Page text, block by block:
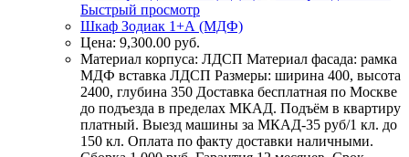
Быстрый просмотр
Шкаф Зодиак 1+А (МДФ)
Цена: 9,300.00 руб.
Материал корпуса: ЛДСП Материал фасада: рамка
МДФ вставка ЛДСП Размеры: ширина 400, высота
2400, глубина 350 Доставка бесплатная по Москве
до подъезда в пределах МКАД. Подъём в квартиру
платный. Выезд машины за МКАД-35 руб/1 кл. до
150 кл. Оплата по факту доставки наличными.